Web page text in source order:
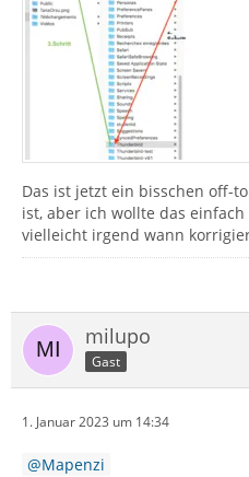
Das ist jetzt ein bisschen off-
ist, aber ich wollte das
vielleicht irgend wann
milupo
Gast
1. Januar 2023 um 14:34
Mapenzi